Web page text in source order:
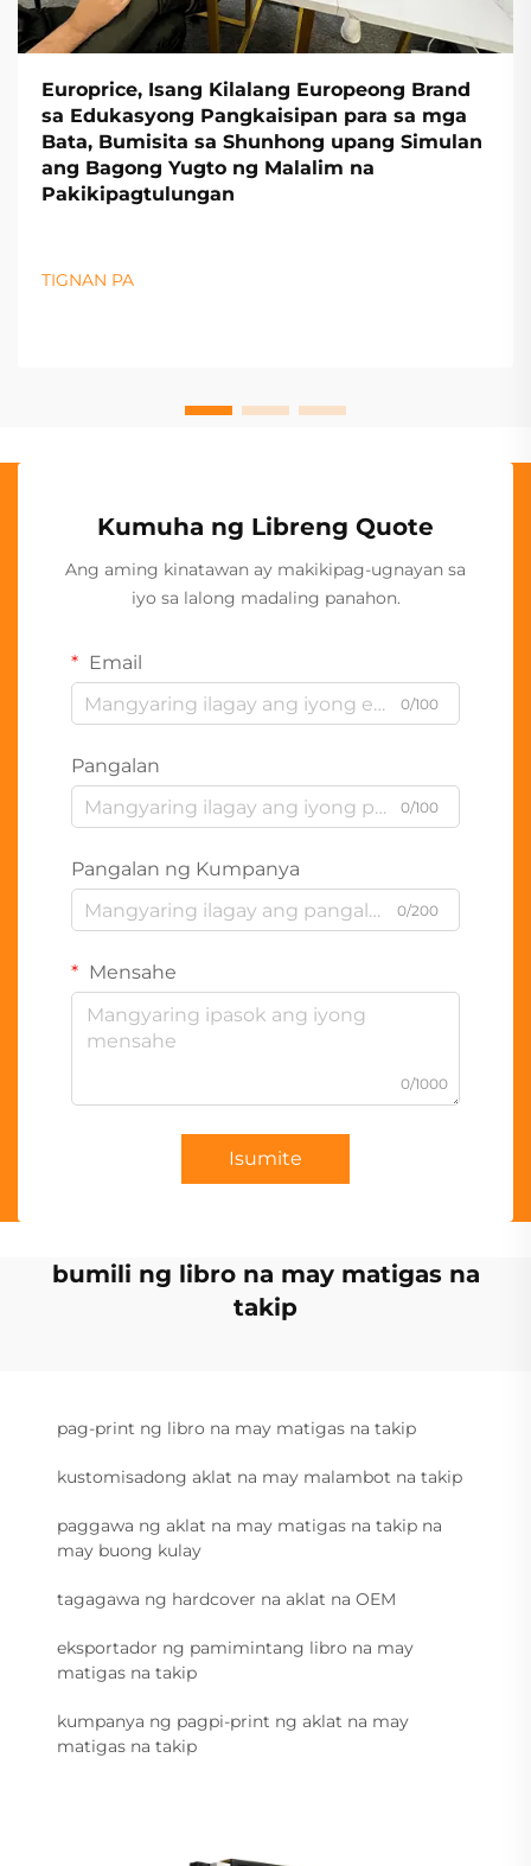
Europrice, Isang Kilalang Europeong Brand
sa Edukasyong Pangkaisipan para sa mga
Bata, Bumisita sa Shunhong upang Simulan
ang Bagong Yugto ng Malalim na
Pakikipagtulungan
TIGNAN PA
Kumuha ng Libreng Quote
Ang aming kinatawan ay makikipag-ugnayan sa
iyo sa lalong madaling panahon.
Email
0/100
Pangalan
0/100
Pangalan ng Kumpanya
0/200
Mensahe
0/1000
Isumite
bumili ng libro na may matigas na
takip
pag-print ng libro na may matigas na takip
kustomisadong aklat na may malambot na takip
paggawa ng aklat na may matigas na takip na
may buong kulay
tagagawa ng hardcover na aklat na OEM
eksportador ng pamimintang libro na may
matigas na takip
kumpanya ng pagpi-print ng aklat na may
matigas na takip